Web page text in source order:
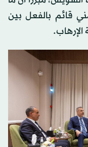
قائم بالفعل بين